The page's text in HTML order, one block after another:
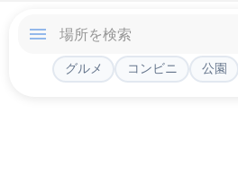
グルメ コンビニ 公園